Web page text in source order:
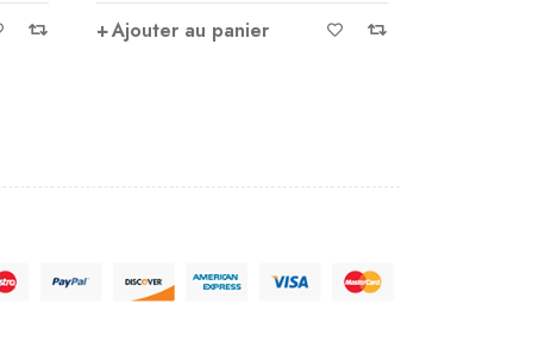
sur 5
A1039